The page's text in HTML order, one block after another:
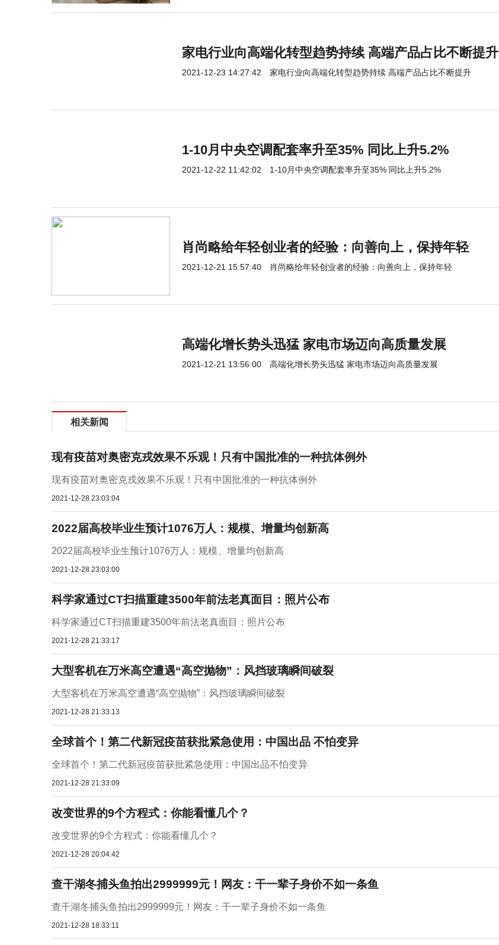
家电行业向高端化转型趋势持续 高端产品占比不断提升
2021-12-23 14:27:42 家电行业向高端化转型趋势持续 高端产品占比不断提升
1-10月中央空调配套率升至35% 同比上升5.2%
2021-12-22 11:42:02 1-10月中央空调配套率升至35% 同比上升5.2%
肖尚略给年轻创业者的经验：向善向上，保持年轻
2021-12-21 15:57:40 肖尚略给年轻创业者的经验：向善向上，保持年轻
高端化增长势头迅猛 家电市场迈向高质量发展
2021-12-21 13:56:00 高端化增长势头迅猛 家电市场迈向高质量发展
相关新闻
现有疫苗对奥密克戎效果不乐观！只有中国批准的一种抗体例外
现有疫苗对奥密克戎效果不乐观！只有中国批准的一种抗体例外
2021-12-28 23:03:04
2022届高校毕业生预计1076万人：规模、增量均创新高
2022届高校毕业生预计1076万人：规模、增量均创新高
2021-12-28 23:03:00
科学家通过CT扫描重建3500年前法老真面目：照片公布
科学家通过CT扫描重建3500年前法老真面目：照片公布
2021-12-28 21:33:17
大型客机在万米高空遭遇“高空抛物”：风挡玻璃瞬间破裂
大型客机在万米高空遭遇“高空抛物”：风挡玻璃瞬间破裂
2021-12-28 21:33:13
全球首个！第二代新冠疫苗获批紧急使用：中国出品 不怕变异
全球首个！第二代新冠疫苗获批紧急使用：中国出品不怕变异
2021-12-28 21:33:09
改变世界的9个方程式：你能看懂几个？
改变世界的9个方程式：你能看懂几个？
2021-12-28 20:04:42
查干湖冬捕头鱼拍出2999999元！网友：干一辈子身价不如一条鱼
查干湖冬捕头鱼拍出2999999元！网友：干一辈子身价不如一条鱼
2021-12-28 18:33:11